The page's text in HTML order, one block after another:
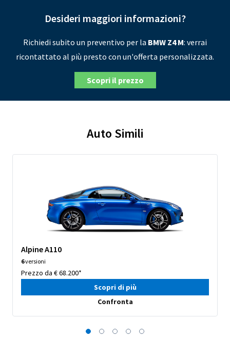
Desideri maggiori informazioni?
Richiedi subito un preventivo per la BMW Z4 M: verrai
ricontattato al più presto con un'offerta personalizzata.
Scopri il prezzo
Auto Simili
Alpine A110
6versioni
Prezzo da € 68.200*
Scopri di più
Confronta